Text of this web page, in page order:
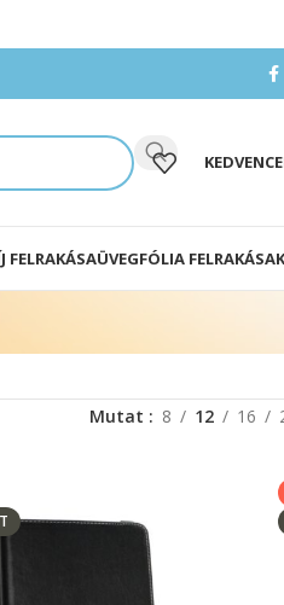
FELRAKÁSAÜVEGFÓLIA FELRAKÁSA
Mutat 8 12 16